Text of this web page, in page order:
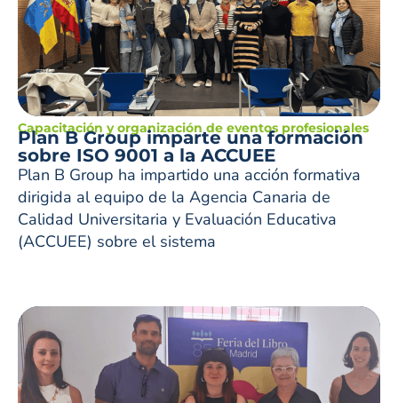
Capacitación y organización de eventos profesionales
Plan B Group imparte una formación
sobre ISO 9001 a la ACCUEE
Plan B Group ha impartido una acción formativa
dirigida al equipo de la Agencia Canaria de
Calidad Universitaria y Evaluación Educativa
(ACCUEE) sobre el sistema